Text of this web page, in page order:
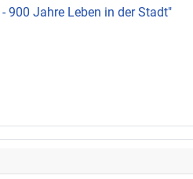
900 Jahre Leben in der Stadt"